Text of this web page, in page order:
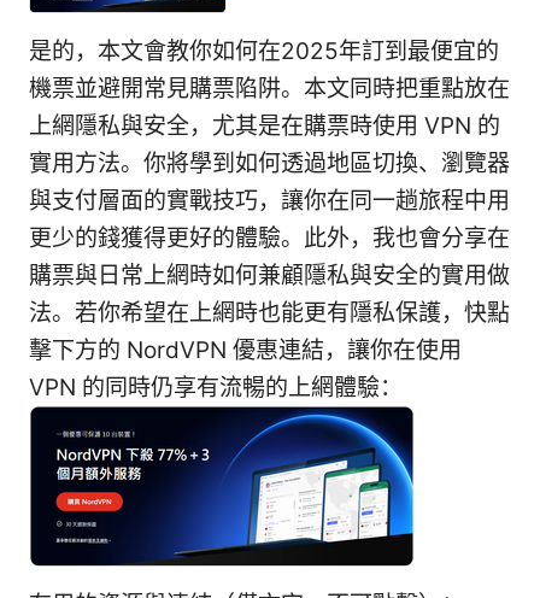
是的，本文會教你如何在2025年訂到最便宜的
機票並避開常見購票陷阱。本文同時把重點放在
上網隱私與安全，尤其是在購票時使用 VPN 的
實用方法。你將學到如何透過地區切換、瀏覽器
與支付層面的實戰技巧，讓你在同一趟旅程中用
更少的錢獲得更好的體驗。此外，我也會分享在
購票與日常上網時如何兼顧隱私與安全的實用做
法。若你希望在上網時也能更有隱私保護，快點
擊下方的 NordVPN 優惠連結，讓你在使用
VPN 的同時仍享有流暢的上網體驗：